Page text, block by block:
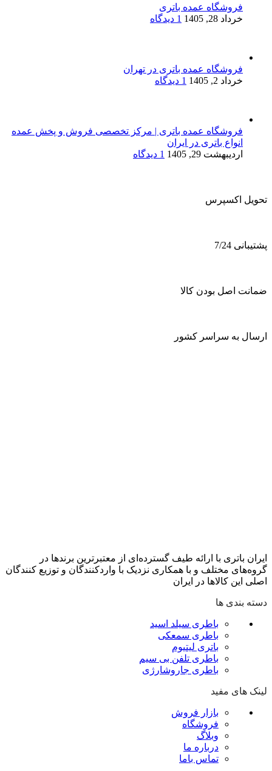
فروشگاه عمده باتری
خرداد 28, 1405
1 دیدگاه
فروشگاه عمده باتری در تهران
خرداد 2, 1405
1 دیدگاه
فروشگاه عمده باتری | مرکز تخصصی فروش و پخش عمده
انواع باتری در ایران
اردیبهشت 29, 1405
1 دیدگاه
تحویل اکسپرس
پشتیبانی 7/24
ضمانت اصل بودن کالا
ارسال به سراسر کشور
ایران باتری با ارائه طیف گسترده‏‌ای از معتبرترین برندها در
گروه‌‏های مختلف و با همکاری نزدیک با وارد‏کنندگان و توزیع‏ کنندگان
اصلی این کالاها در ایران
دسته بندی ها
باطری سیلد اسید
باطری سمعکی
باتری لیتیوم
باطری تلفن بی سیم
باطری جاروشارژی
لینک های مفید
بازار فروش
فروشگاه
وبلاگ
درباره ما
تماس باما